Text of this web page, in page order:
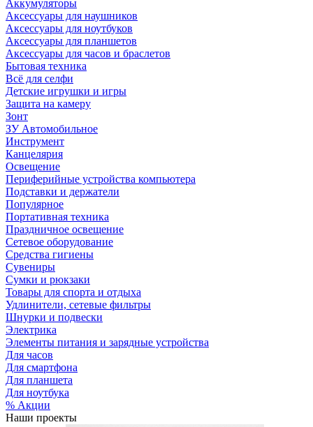
Аккумуляторы
Аксессуары для наушников
Аксессуары для ноутбуков
Аксессуары для планшетов
Аксессуары для часов и браслетов
Бытовая техника
Всё для селфи
Детские игрушки и игры
Защита на камеру
Зонт
ЗУ Автомобильное
Инструмент
Канцелярия
Освещение
Периферийные устройства компьютера
Подставки и держатели
Популярное
Портативная техника
Праздничное освещение
Сетевое оборудование
Средства гигиены
Сувениры
Сумки и рюкзаки
Товары для спорта и отдыха
Удлинители, сетевые фильтры
Шнурки и подвески
Электрика
Элементы питания и зарядные устройства
Для часов
Для смартфона
Для планшета
Для ноутбука
% Акции
Наши проекты